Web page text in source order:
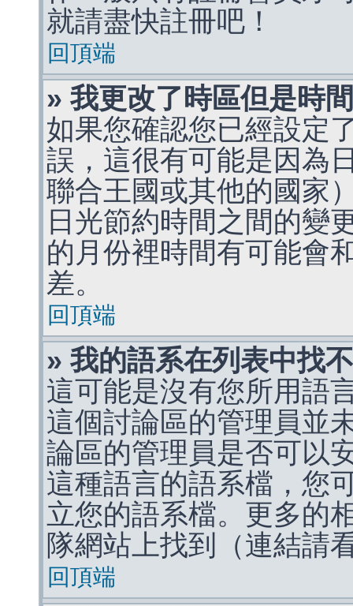
就請盡快註冊吧！
回頂端
» 我更改了時區但是時
如果您確認您已經設定
誤，這很有可能是因為
聯合王國或其他的國家
日光節約時間之間的變
的月份裡時間有可能會
差。
回頂端
» 我的語系在列表中找
這可能是沒有您所用語
這個討論區的管理員並
論區的管理員是否可以
這種語言的語系檔，您
立您的語系檔。更多的
隊網站上找到（連結請
回頂端